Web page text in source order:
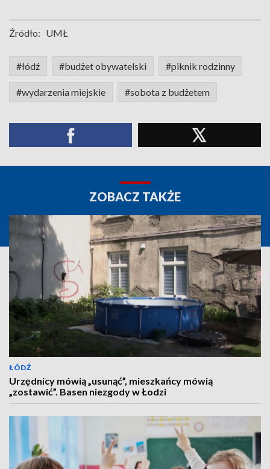
Źródło: UMŁ
#łódź #budżet obywatelski #piknik rodzinny
#wydarzenia miejskie #sobota z budżetem
ZOBACZ TAKŻE
ŁÓDŹ
Urzędnicy mówią „usunąć”, mieszkańcy mówią
„zostawić”. Basen niezgody w Łodzi